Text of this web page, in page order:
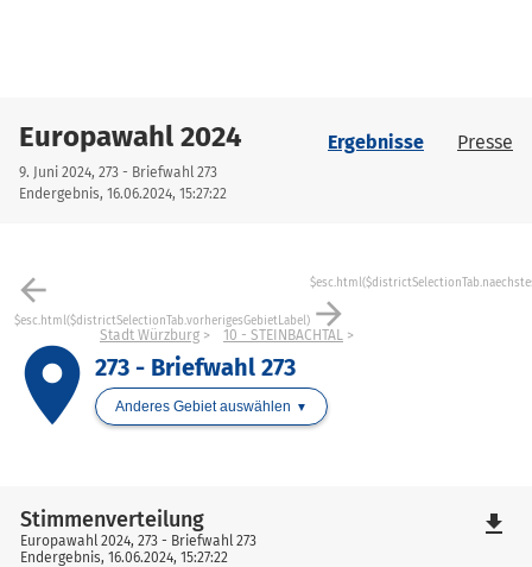
Europawahl 2024
9. Juni 2024, 273 - Briefwahl 273
Endergebnis, 16.06.2024, 15:27:22
Ergebnisse Presse
arrow_back
$esc.html($districtSelectionTab.vorherigesGebietLabel) arrow_forward
place
Stadt Würzburg 10 - STEINBACHTAL
273 - Briefwahl 273
Anderes Gebiet auswählen
Stimmenverteilung
Europawahl 2024, 273 - Briefwahl 273
Endergebnis, 16.06.2024, 15:27:22
file_download